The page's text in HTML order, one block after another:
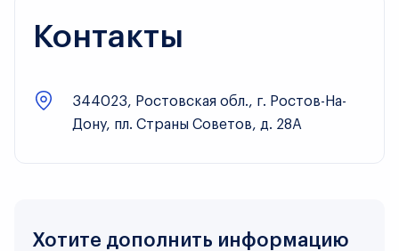
Контакты
344023, Ростовская обл., г. Ростов-На-
Дону, пл. Страны Советов, д. 28А
Хотите дополнить информацию